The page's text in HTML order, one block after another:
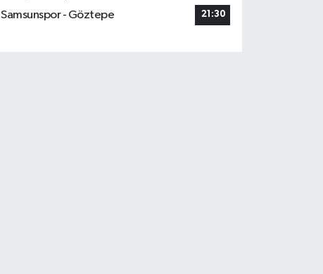
Samsunspor - Göztepe
21:30